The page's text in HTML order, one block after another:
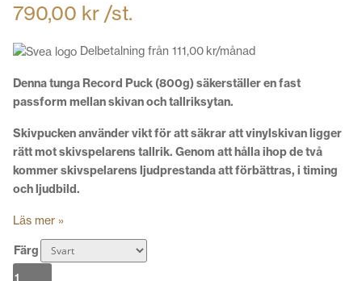
790,00 kr /st.
Delbetalning från 111,00 kr/månad
Denna tunga Record Puck (800g) säkerställer en fast
passform mellan skivan och tallriksytan.
Skivpucken använder vikt för att säkrar att vinylskivan ligger
rätt mot skivspelarens tallrik. Genom att hålla ihop de två
kommer skivspelarens ljudprestanda att förbättras, i timing
och ljudbild.
Läs mer »
Färg
Pro-